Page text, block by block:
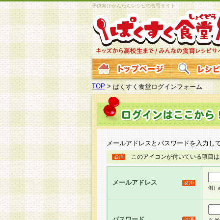
子供向けかんたんレシピの食育サイト
TOP >ぱくすく食堂ログインフォーム
メールアドレスとパスワードを入力し
このアイコンが付いている項目
メールアドレス
例）